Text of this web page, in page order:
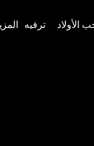
الأولاد ترفيه